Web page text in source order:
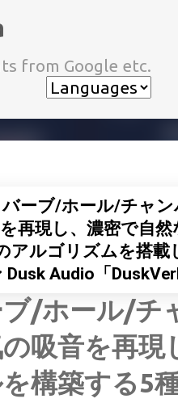
from Google etc.
ーブ/ホール/チャ
再現し、濃密で自
アルゴリズムを搭
Audio「
/ホール/チ
吸音を再
構築する5